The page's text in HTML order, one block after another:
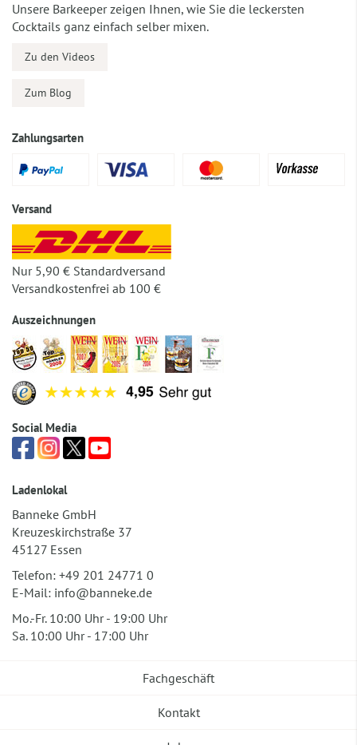
Unsere Barkeeper zeigen Ihnen, wie Sie die leckersten
Cocktails ganz einfach selber mixen.
Zu den Videos
Zum Blog
Zahlungsarten
Versand
Nur 5,90 € Standardversand
Versandkostenfrei ab 100 €
Auszeichnungen
Social Media
Ladenlokal
Banneke GmbH
Kreuzeskirchstraße 37
45127 Essen
Telefon: +49 201 24771 0
E-Mail: info@banneke.de
Mo.-Fr. 10:00 Uhr - 19:00 Uhr
Sa. 10:00 Uhr - 17:00 Uhr
Fachgeschäft
Kontakt